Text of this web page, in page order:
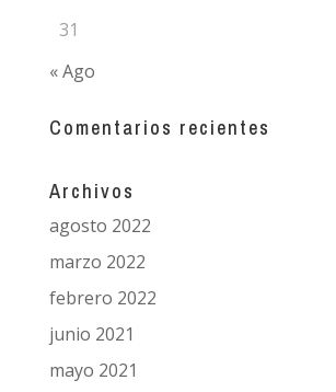
31
« Ago
Comentarios recientes
Archivos
agosto 2022
marzo 2022
febrero 2022
junio 2021
mayo 2021